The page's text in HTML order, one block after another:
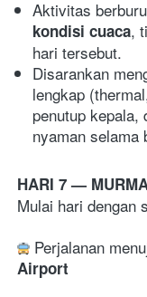
kondisi cuaca,
hari tersebut.
Disarankan
lengkap
penutup kepala,
nyaman selama
HARI 7 —
Mulai hari dengan
Perjalanan
Airport